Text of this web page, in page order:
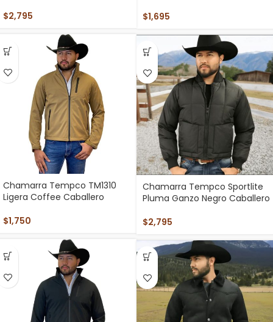
$1,695
$2,795
Chamarra Tempco TM1310
Ligera Coffee Caballero
$1,750
Chamarra Tempco Sportlite
Pluma Ganzo Negro Caballero
$2,795